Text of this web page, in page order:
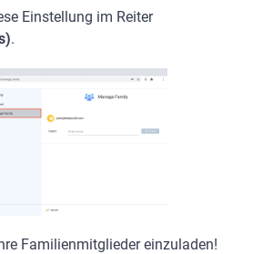
Einstellung im Reiter
.
Familienmitglieder einzuladen!